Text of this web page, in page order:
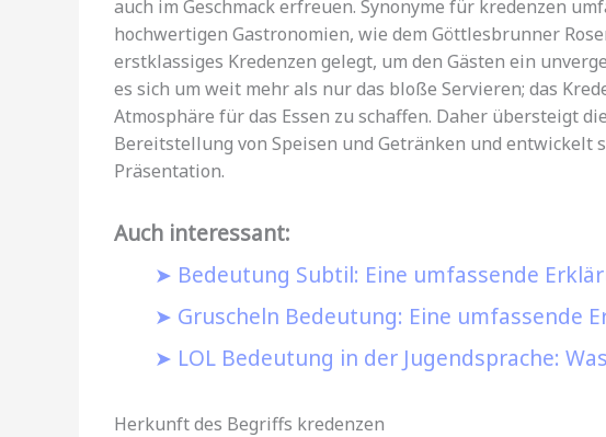
auch im Geschmack erfreuen. Synonyme für kredenzen
hochwertigen Gastronomien, wie dem Göttlesbrunner
erstklassiges Kredenzen gelegt, um den Gästen ein
es sich um weit mehr als nur das bloße Servieren; das
Atmosphäre für das Essen zu schaffen. Daher übersteigt
Bereitstellung von Speisen und Getränken und entwickelt
Präsentation.
Auch interessant:
Bedeutung Subtil: Eine umfassende
Gruscheln Bedeutung: Eine umfassende
LOL Bedeutung in der Jugendsprache:
Herkunft des Begriffs kredenzen